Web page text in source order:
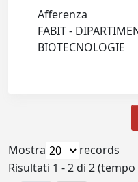
Afferenza
FABIT -
BIOTECNOLOGIE
Mostra
records
Risultati 1 - 2 di 2